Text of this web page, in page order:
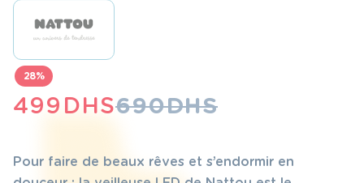
690DHS
LE
INITIAL
499 DHS
LE
ACTUEL
28%
Pour faire de beaux rêves et s’endormir en